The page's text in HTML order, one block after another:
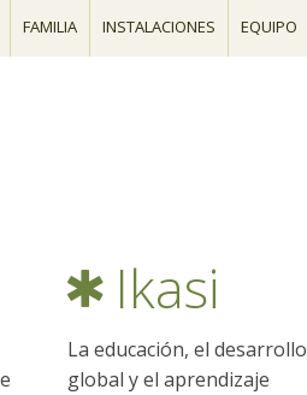
FAMILIA INSTALACIONES EQUIPO
Ikasi
La educación, el desarrollo
global y el aprendizaje